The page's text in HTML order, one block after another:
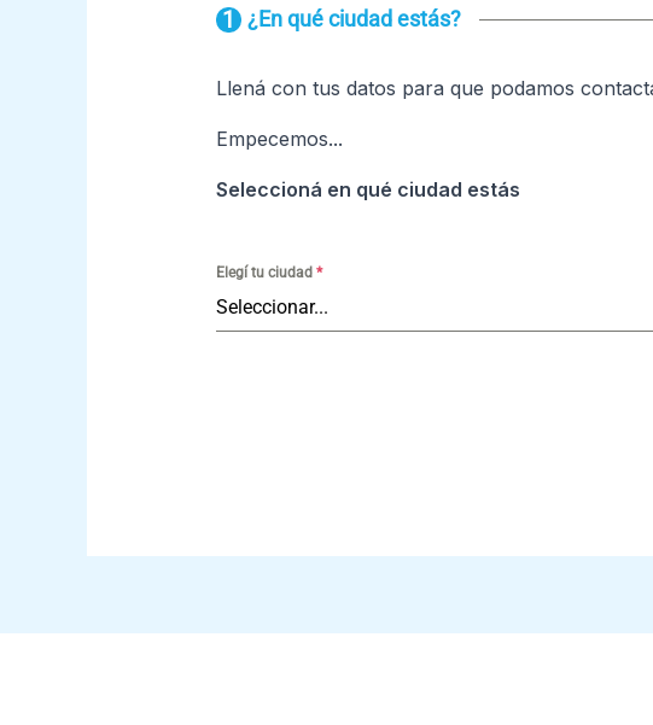
¿En qué ciudad estás?
Llená con tus datos para que podamos
Empecemos...
Seleccioná en qué ciudad estás
Elegí tu ciudad *
Seleccionar...